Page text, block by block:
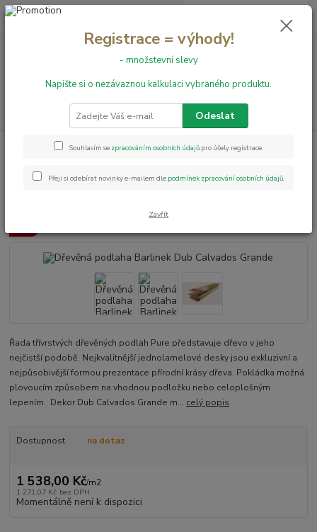
+420 731 199 591 0,00 Kč
Dřevěné podlahy Dřevěná podlaha Barlinek Dub Calvados Grande
Dřevěná podlaha Barlinek Dub
Řada třívrstvých dřevěných podlah Pure představuje dřevo v jeho
nejčistší podobě. Nejkvalitnější jednolamelové desky jsou exkluzivní a
nejpůsobivější formou prezentace přírodní krásy dřeva. Pokládka možná
plovoucím způsobem na vhodnou podložku nebo celoplošným
lepením. Dekor Dub Calvados Grande m... celý popis
Dostupnost na dotaz
1 538,00 Kč/m2
1 271,07 Kč bez DPH
Momentálně není k dispozici
Registrace = výhody!
- množstevní slevy
Napište si o nezávaznou kalkulaci vybraného produktu.
Odeslat
Souhlasím se zpracováním osobních údajů pro účely registrace.
Přeji si odebírat novinky e-mailem dle podmínek zpracování osobních údajů.
Zavřít